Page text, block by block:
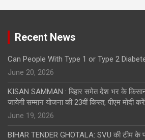
Recent News
Can People With Type 1 or Type 2
June 20, 2026
KISAN SAMMAN : बिहार समेत देश भर के
जायेगी सम्मान योजना की 23वीं किस्त, पीएम मोदी
June 19, 2026
BIHAR TENDER GHOTALA: SVU की टीम के